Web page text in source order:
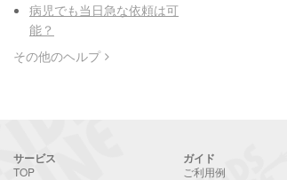
病児でも当日急な依頼は可
能？
その他のヘルプ
サービス
TOP
ガイド
ご利用例